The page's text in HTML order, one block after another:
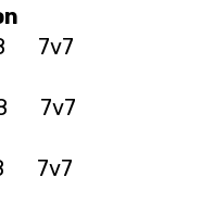
7v7
7v7
7v7